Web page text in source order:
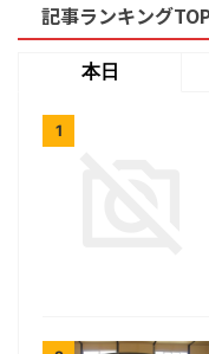
記事ランキング
本日